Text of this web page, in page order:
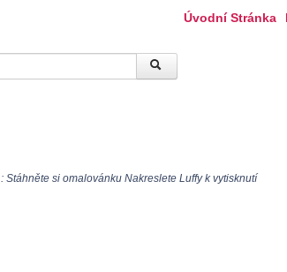
Úvodní Stránka
: Stáhněte si omalovánku Nakreslete Luffy k vytisknutí